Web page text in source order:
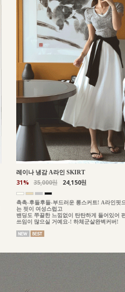
레이나 냉감 A라인 SKIRT
31% 35,000원 24,150원
촉촉-후들후들-부드러운 롱스커트! A라인핏
는 핏이 여성스럽고
밴딩도 쭈끌한 느낌없이 탄탄하게 들어있어
쓰임이 많으실 거예요-! 하체군살완벽커버!